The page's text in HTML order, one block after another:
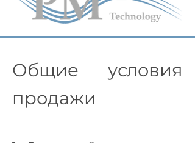
Общие условия
продажи